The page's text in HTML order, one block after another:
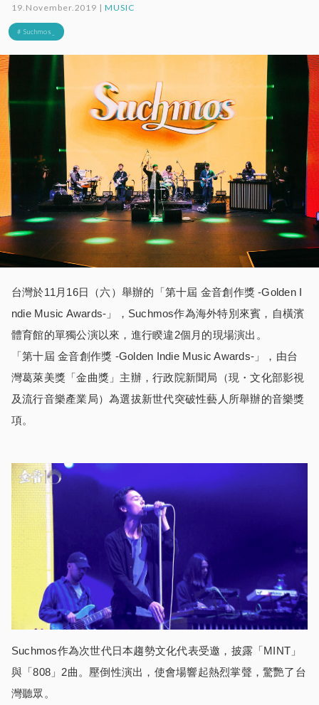
19.November.2019 |MUSIC
# Suchmos_
台灣於11月16日（六）舉辦的「第十屆 金音創作獎 -Golden I
ndie Music Awards-」，Suchmos作為海外特別來賓，自橫濱
體育館的單獨公演以來，進行睽違2個月的現場演出。
「第十屆 金音創作獎 -Golden Indie Music Awards-」，由台
灣葛萊美獎「金曲獎」主辦，行政院新聞局（現・文化部影視
及流行音樂產業局）為選拔新世代突破性藝人所舉辦的音樂獎
項。
Suchmos作為次世代日本趨勢文化代表受邀，披露「MINT」
與「808」2曲。壓倒性演出，使會場響起熱烈掌聲，驚艷了台
灣聽眾。